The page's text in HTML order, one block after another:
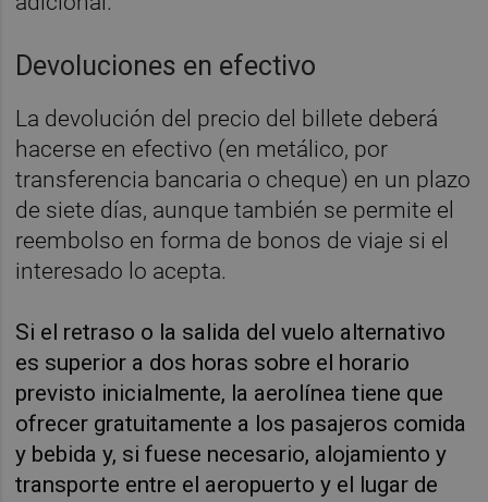
Devoluciones en efectivo
La devolución del precio del billete deberá
hacerse en efectivo (en metálico, por
transferencia bancaria o cheque) en un plazo
de siete días, aunque también se permite el
reembolso en forma de bonos de viaje si el
interesado lo acepta.
Si el retraso o la salida del vuelo alternativo
es superior a dos horas sobre el horario
previsto inicialmente, la aerolínea tiene que
ofrecer gratuitamente a los pasajeros comida
y bebida y, si fuese necesario, alojamiento y
transporte entre el aeropuerto y el lugar de